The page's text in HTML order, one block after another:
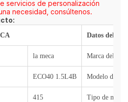
servicios de personalización
necesidad, consúltenos.
Datos del
la meca Marca del
ECO40 1.5L4B Modelo de
415 Tipo de motor